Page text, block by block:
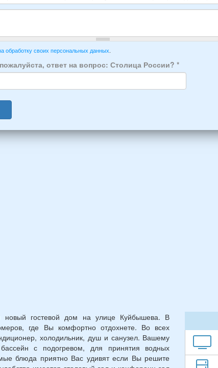
обработку своих персональных данных
ответ на вопрос: Столица России? *
новый гостевой дом на улице Куйбышева. В
где Вы комфортно отдохнете. Во всех
холодильник, душ и санузел. Вашему
с подогревом, для принятия водных
блюда приятно Вас удивят если Вы решите